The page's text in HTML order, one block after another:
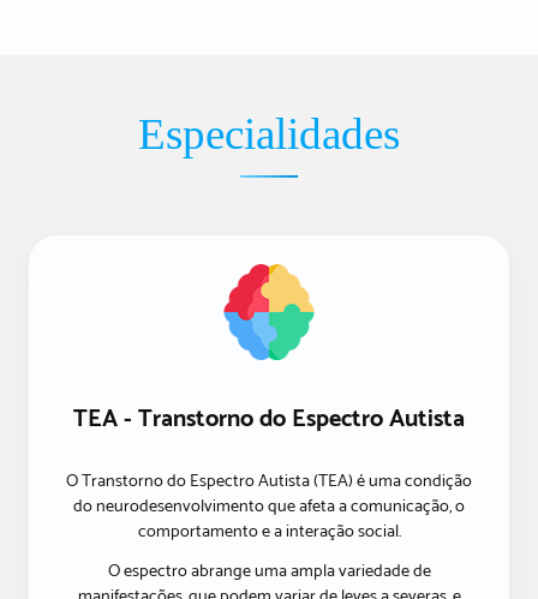
Especialidades
TEA - Transtorno do Espectro Autista
O Transtorno do Espectro Autista (TEA) é uma condição
do neurodesenvolvimento que afeta a comunicação, o
comportamento e a interação social.
O espectro abrange uma ampla variedade de
manifestações, que podem variar de leves a severas, e